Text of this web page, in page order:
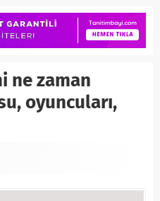
ne zaman
oyuncuları,